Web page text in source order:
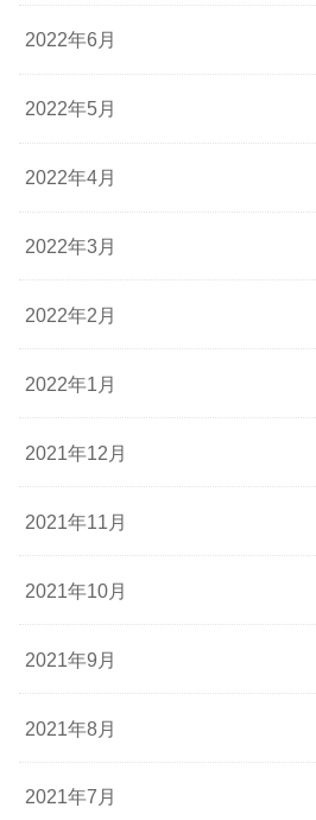
2022年6月
2022年5月
2022年4月
2022年3月
2022年2月
2022年1月
2021年12月
2021年11月
2021年10月
2021年9月
2021年8月
2021年7月